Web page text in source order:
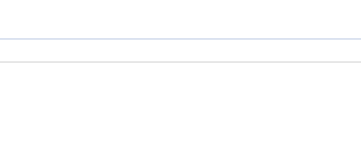
Optimisation temps
Office 365 : Gagnez du